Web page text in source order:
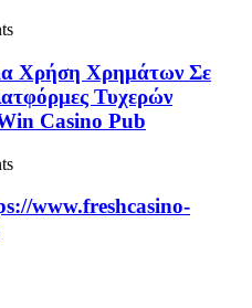
Χρήση Χρημάτων Σε
Τυχερών
Casino Pub
www.freshcasino-